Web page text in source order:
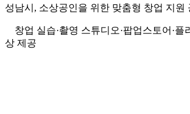
성남시, 소상공인을 위한 맞춤형 창업 지원
창업 실습·촬영 스튜디오·팝업스토어·플
상 제공